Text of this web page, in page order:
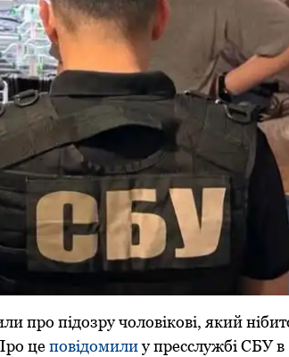
прo підoзру чоловікові, який
цеповідомилиу пресслужбі СБУ в